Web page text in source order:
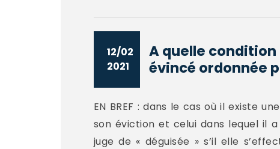
12/02
2021
A quelle
évincé ordonnée
EN BREF : dans le cas où il existe
son éviction et celui dans lequel il
juge de « déguisée » s’il elle